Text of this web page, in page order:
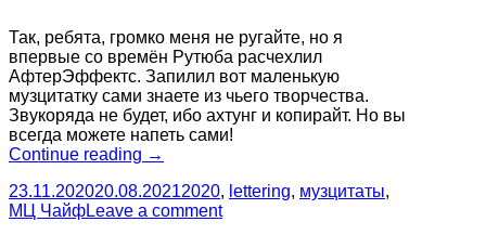
Так, ребята, громко меня не ругайте, но я
впервые со времён Рутюба расчехлил
АфтерЭффектс. Запилил вот маленькую
музцитатку сами знаете из чьего творчества.
Звукоряда не будет, ибо ахтунг и копирайт. Но вы
всегда можете напеть сами!
Continue reading “Музцитата:
со
мной
→
23.11.202020.08.20212020, lettering, музцитаты,
МЦ ЧайфLeave a comment